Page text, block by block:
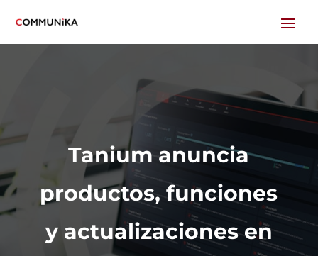
Tanium anuncia
productos, funciones
y actualizaciones en